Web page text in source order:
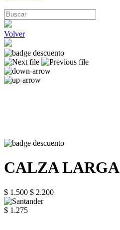
Volver
CALZA LARGA
$ 1.500 $ 2.200
$ 1.275